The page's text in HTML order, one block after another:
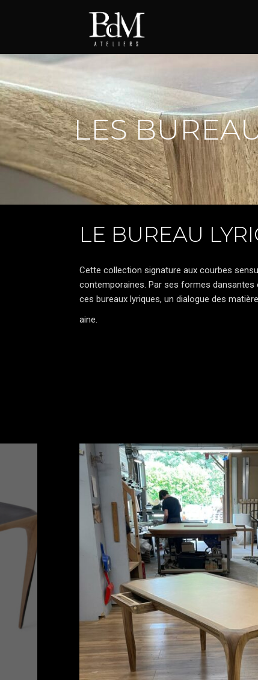
LES
LE BUREAU
Cette collection signature aux courbes
contemporaines. Par ses formes dansantes
ces bureaux lyriques, un dialogue des
aine.